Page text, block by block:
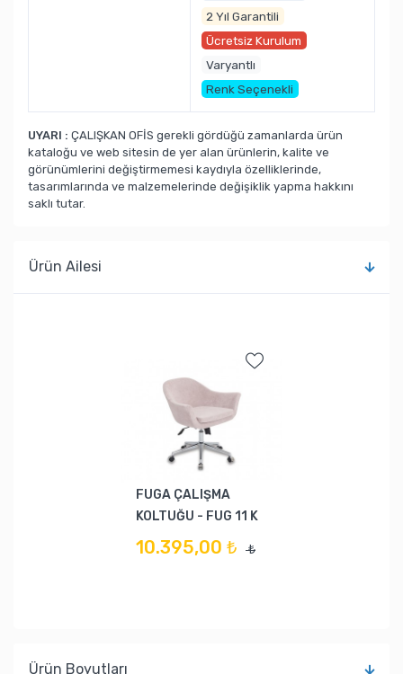
2 Yıl Garantili
Ücretsiz Kurulum
Varyantlı
Renk Seçenekli
UYARI : ÇALIŞKAN OFİS gerekli gördüğü zamanlarda ürün
kataloğu ve web sitesin de yer alan ürünlerin, kalite ve
görünümlerini değiştirmemesi kaydıyla özelliklerinde,
tasarımlarında ve malzemelerinde değişiklik yapma hakkını
saklı tutar.
Ürün Ailesi
FUGA ÇALIŞMA
KOLTUĞU - FUG 11 K
10.395,00 ₺ ₺
Ürün Boyutları